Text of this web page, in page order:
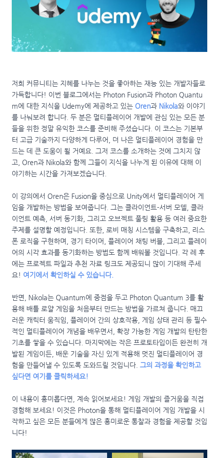
저희 커뮤니티는 지혜를 나누는 것을 좋아하는 재능 있는 개발자들로
가득합니다! 이번 블로그에서는 Photon Fusion과 Photon Quantu
m에 대한 지식을 Udemy에 제공하고 있는 Oren과 Nikola와 이야기
를 나눠보려 합니다. 두 분은 멀티플레이어 개발에 관심 있는 모든 분
들을 위한 정말 유익한 코스를 준비해 주셨습니다. 이 코스는 기본부
터 고급 기술까지 다양하게 다루어, 더 나은 멀티플레이어 경험을 만
드는 데 큰 도움이 될 거예요. 그저 코스를 소개하는 것에 그치지 않
고, Oren과 Nikola와 함께 그들이 지식을 나누게 된 이유에 대해 이
야기하는 시간을 가져보겠습니다.
이 강의에서 Oren은 Fusion을 중심으로 Unity에서 멀티플레이어 게
임을 개발하는 방법을 보여줍니다. 그는 클라이언트-서버 모델, 클라
이언트 예측, 서버 동기화, 그리고 오브젝트 풀링 활용 등 여러 중요한
주제를 설명할 예정입니다. 또한, 로비 매칭 시스템을 구축하고, 리스
폰 로직을 구현하며, 경기 타이머, 플레이어 채팅 버블, 그리고 플레이
어의 시각 효과를 동기화하는 방법도 함께 배워볼 것입니다. 각 레 후
에는 프로젝트 파일과 추천 자료 링크도 제공되니 많이 기대해 주세
요! 여기에서 확인하실 수 있습니다.
반면, Nikola는 Quantum에 중점을 두고 Photon Quantum 3를 활
용해 배틀 로얄 게임을 처음부터 만드는 방법을 가르쳐 줍니다. 매끄
러운 캐릭터 움직임, 플레이어 간의 상호작용, 게임 상태 관리 등 필수
적인 멀티플레이어 개념을 배우면서, 확장 가능한 게임 개발의 탄탄한
기초를 쌓을 수 있습니다. 마지막에는 작은 프로토타입이든 완전히 개
발된 게임이든, 배운 기술을 자신 있게 적용해 멋진 멀티플레이어 경
험을 만들어낼 수 있도록 도와드릴 것입니다. 그의 과정을 확인하고
싶다면 여기를 클릭하세요!
이 내용이 흥미롭다면, 계속 읽어보세요! 게임 개발의 즐거움을 직접
경험해 보세요! 이것은 Photon을 통해 멀티플레이어 게임 개발을 시
작하고 싶은 모든 분들에게 많은 흥미로운 통찰과 경험을 제공할 것입
니다!